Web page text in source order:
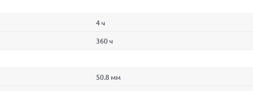
4 ч
360 ч
50.8 мм